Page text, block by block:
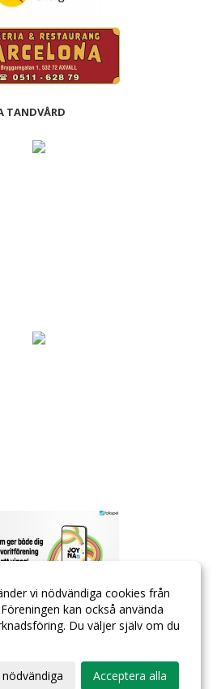
TANDVÅRD
vi nödvändiga cookies från
kan också använda
Du väljer själv om du
Acceptera alla